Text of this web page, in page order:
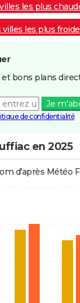
les plus
villes les plus
et bons plans
Je
de confidentialité
en 2025
d'après Météo